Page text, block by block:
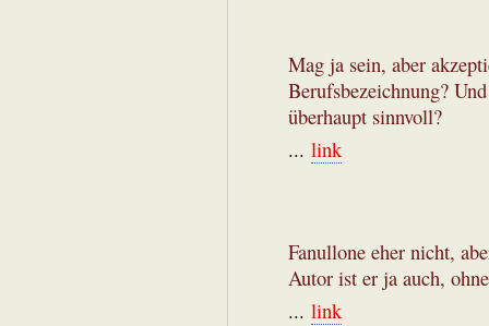
Mag ja sein, aber
Berufsbezeichnung?
überhaupt sinnvoll?
... link
Fanullone eher nicht,
Autor ist er ja auch,
... link